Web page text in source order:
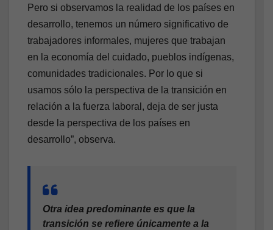
Pero si observamos la realidad de los países en
desarrollo, tenemos un número significativo de
trabajadores informales, mujeres que trabajan
en la economía del cuidado, pueblos indígenas,
comunidades tradicionales. Por lo que si
usamos sólo la perspectiva de la transición en
relación a la fuerza laboral, deja de ser justa
desde la perspectiva de los países en
desarrollo”, observa.
Otra idea predominante es que la
transición se refiere únicamente a la